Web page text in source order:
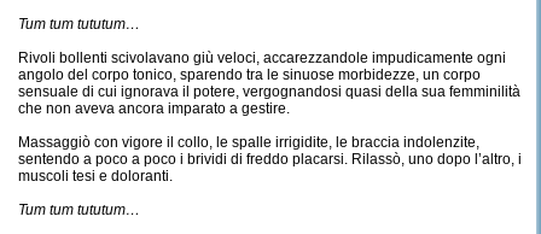
Tum tum tututum…
Rivoli bollenti scivolavano giù veloci, accarezzandole impudicamente ogni
angolo del corpo tonico, sparendo tra le sinuose morbidezze, un corpo
sensuale di cui ignorava il potere, vergognandosi quasi della sua femminilità
che non aveva ancora imparato a gestire.
Massaggiò con vigore il collo, le spalle irrigidite, le braccia indolenzite,
sentendo a poco a poco i brividi di freddo placarsi. Rilassò, uno dopo l’altro, i
muscoli tesi e doloranti.
Tum tum tututum…